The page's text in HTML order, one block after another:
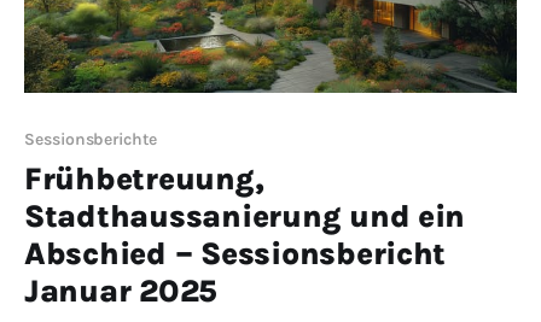
Sessionsberichte
Frühbetreuung,
Stadthaussanierung und ein
Abschied – Sessionsbericht
Januar 2025